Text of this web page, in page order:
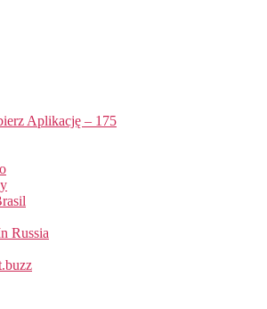
Aplikację – 175
Russia